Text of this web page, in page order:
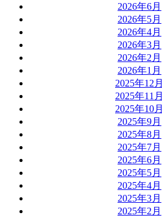
2026年6月
2026年5月
2026年4月
2026年3月
2026年2月
2026年1月
2025年12月
2025年11月
2025年10月
2025年9月
2025年8月
2025年7月
2025年6月
2025年5月
2025年4月
2025年3月
2025年2月